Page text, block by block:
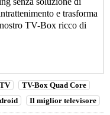
e trasforma
TV-Box ricco di
TV-Box Quad Core
Il miglior televisore